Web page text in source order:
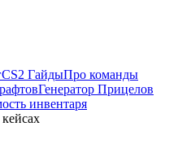
CS2 ГайдыПро команды
Генератор Прицелов
инвентаря